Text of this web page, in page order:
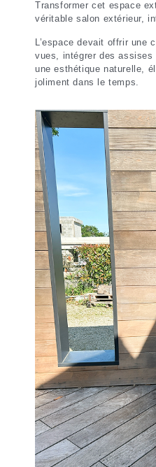
Transformer cet espace
véritable salon extérieur,
L’espace devait offrir une
vues, intégrer des
une esthétique naturelle,
joliment dans le temps.